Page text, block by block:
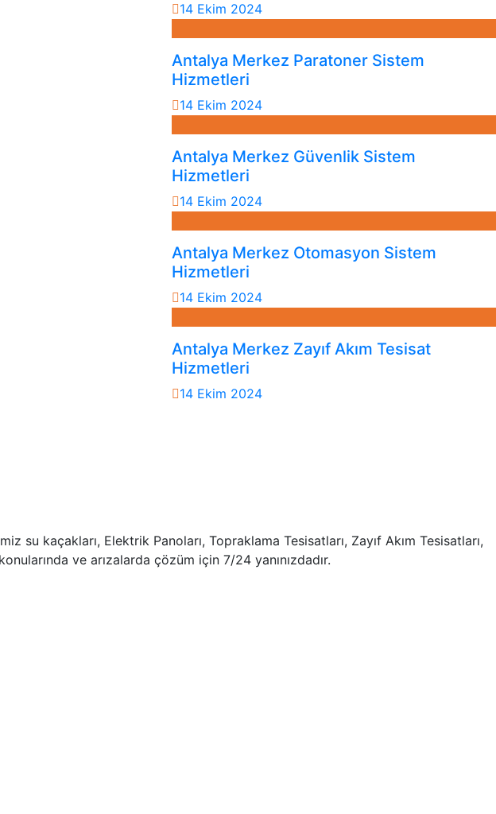
14 Ekim 2024
Antalya Merkez Paratoner Sistem
Hizmetleri
14 Ekim 2024
Antalya Merkez Güvenlik Sistem
Hizmetleri
14 Ekim 2024
Antalya Merkez Otomasyon Sistem
Hizmetleri
14 Ekim 2024
Antalya Merkez Zayıf Akım Tesisat
Hizmetleri
14 Ekim 2024
su kaçakları, Elektrik Panoları, Topraklama Tesisatları, Zayıf Akım Tesisatları,
ve arızalarda çözüm için 7/24 yanınızdadır.